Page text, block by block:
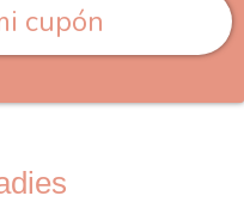
cupón